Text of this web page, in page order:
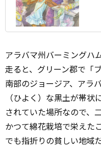
アラバマ州バーミングハ
走ると、グリーン郡で「
南部のジョージア、アラ
（ひよく）な黒土が帯
されていた場所なので、
かつて綿花栽培で栄えた
でも指折りの貧しい地域